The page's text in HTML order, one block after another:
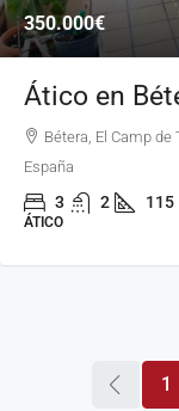
350.000€
Ático en
Bétera, El Camp
España
3 2 115
ÁTICO
1